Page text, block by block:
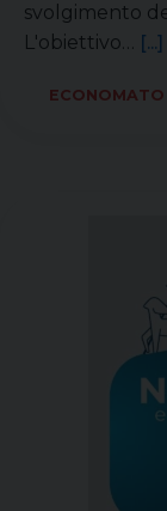
svolgimento
L'obiettivo… [...]